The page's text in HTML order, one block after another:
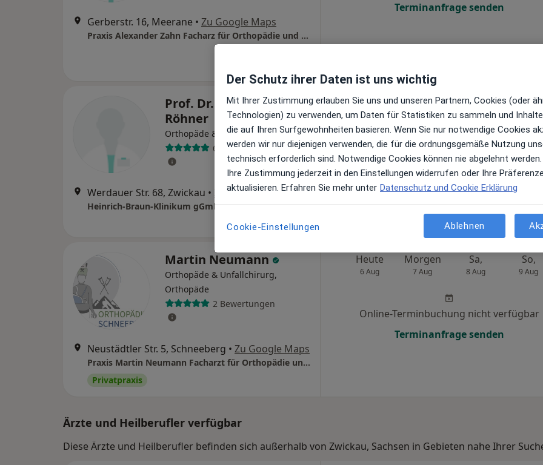
Gerberstr. 16, Meerane • Zu Google Maps
Praxis Alexander Zahn Facharz für Orthopädie und Unfallchirurgie
Terminanfrage senden
Prof. Dr. med. Eric
Röhner
Orthopäde & Unfallchirurg
6 Bewertungen
Werdauer Str. 68, Zwickau • Zu Google Maps
Heute
6 Aug
Morgen
7 Aug
Sa,
8 Aug
So,
9 Aug
Online-Terminbuchung nicht verfügbar
Terminanfrage senden
Martin Neumann
Orthopäde & Unfallchirurg,
Orthopäde
2 Bewertungen
Neustädtler Str. 5, Schneeberg • Zu Google Maps
Praxis Martin Neumann Facharzt für Orthopädie und Unfallchirurgie
Privatpraxis
Heute
6 Aug
Morgen
7 Aug
Sa,
8 Aug
So,
9 Aug
Online-Terminbuchung nicht verfügbar
Terminanfrage senden
Ärzte und Heilberufler verfügbar
Diese Ärzte und Heilberufler befinden sich außerhalb von Zwickau, Sachsen in Gebieten nahe Ihrer
Der Schutz ihrer Daten ist uns wichtig
Mit Ihrer Zustimmung erlauben Sie uns und unseren Partnern, Cookies (oder
Technologien) zu verwenden, um Daten für Statistiken zu sammeln und
die auf Ihren Surfgewohnheiten basieren. Wenn Sie nur notwendige Cookies
werden wir nur diejenigen verwenden, die für die ordnungsgemäße Nutzung
technisch erforderlich sind. Notwendige Cookies können nie abgelehnt werden.
Ihre Zustimmung jederzeit in den Einstellungen widerrufen oder Ihre
aktualisieren. Erfahren Sie mehr unter Datenschutz und Cookie Erklärung
Cookie-Einstellungen Ablehnen